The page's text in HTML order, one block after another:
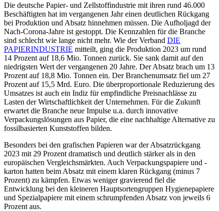
Die deutsche Papier- und Zellstoffindustrie mit ihren rund 46.000
Beschäftigten hat im vergangenen Jahr einen deutlichen Rückgang
bei Produktion und Absatz hinnehmen müssen. Die Aufholjagd der
Nach-Corona-Jahre ist gestoppt. Die Kennzahlen für die Branche
sind schlecht wie lange nicht mehr. Wie der Verband DIE
PAPIERINDUSTRIE mitteilt, ging die Produktion 2023 um rund
14 Prozent auf 18,6 Mio. Tonnen zurück. Sie sank damit auf den
niedrigsten Wert der vergangenen 20 Jahre. Der Absatz brach um 13
Prozent auf 18,8 Mio. Tonnen ein. Der Branchenumsatz fiel um 27
Prozent auf 15,5 Mrd. Euro. Die überproportionale Reduzierung des
Umsatzes ist auch ein Indiz für empfindliche Preisnachlässe zu
Lasten der Wirtschaftlichkeit der Unternehmen. Für die Zukunft
erwartet die Branche neue Impulse u.a. durch innovative
Verpackungslösungen aus Papier, die eine nachhaltige Alternative zu
fossilbasierten Kunststoffen bilden.
Besonders bei den grafischen Papieren war der Absatzrückgang
2023 mit 29 Prozent dramatisch und deutlich stärker als in den
europäischen Vergleichsmärkten. Auch Verpackungspapiere und -
karton hatten beim Absatz mit einem klaren Rückgang (minus 7
Prozent) zu kämpfen. Etwas weniger gravierend fiel die
Entwicklung bei den kleineren Hauptsortengruppen Hygienepapiere
und Spezialpapiere mit einem schrumpfenden Absatz von jeweils 6
Prozent aus.